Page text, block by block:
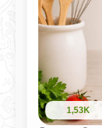
1,53K